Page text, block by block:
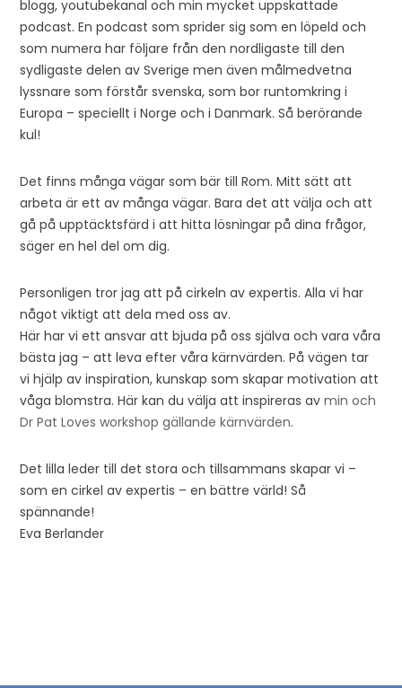
blogg, youtubekanal och min mycket uppskattade
podcast. En podcast som sprider sig som en löpeld och
som numera har följare från den nordligaste till den
sydligaste delen av Sverige men även målmedvetna
lyssnare som förstår svenska, som bor runtomkring i
Europa – speciellt i Norge och i Danmark. Så berörande
kul!
Det finns många vägar som bär till Rom. Mitt sätt att
arbeta är ett av många vägar. Bara det att välja och att
gå på upptäcktsfärd i att hitta lösningar på dina frågor,
säger en hel del om dig.
Personligen tror jag att på cirkeln av expertis. Alla vi har
något viktigt att dela med oss av.
Här har vi ett ansvar att bjuda på oss själva och vara våra
bästa jag – att leva efter våra kärnvärden. På vägen tar
vi hjälp av inspiration, kunskap som skapar motivation att
våga blomstra. Här kan du välja att inspireras avmin och
Dr Pat Loves workshop gällande kärnvärden.
Det lilla leder till det stora och tillsammans skapar vi –
som en cirkel av expertis – en bättre värld! Så
spännande!
Eva Berlander